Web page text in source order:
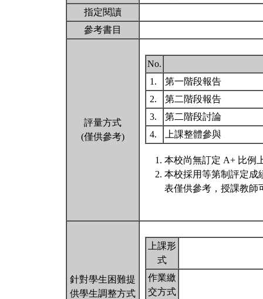
指定閱讀
參考書目
評量方式
(僅供參考)
No.
1.
第一階段報告
2.
第二階段報告
3.
第二階段討論
4.
上課整體參與
本校尚無訂定 A+ 比例
本校採用等第制評定成
表僅供參考，授課教師
針對學生困難提
供學生調整方式
上課形
式
作業繳
交方式